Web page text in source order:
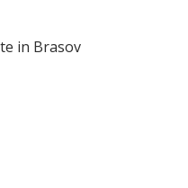
in Brasov